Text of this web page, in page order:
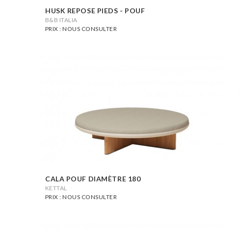
HUSK REPOSE PIEDS - POUF
B&B ITALIA
PRIX : NOUS CONSULTER
CALA POUF DIAMÈTRE 180
KETTAL
PRIX : NOUS CONSULTER